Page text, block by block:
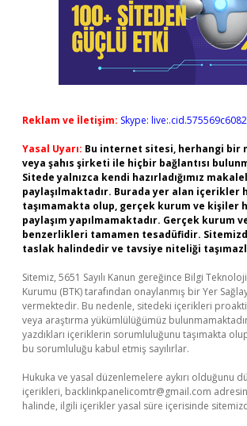
Reklam ve İletişim: Skype:
Yasal Uyarı: Bu internet sitesi, herhangi bir
veya şahıs şirketi ile hiçbir bağlantısı
Sitede yalnızca kendi hazırladığımız
paylaşılmaktadır. Burada yer alan içerikler
taşımamakta olup, gerçek kurum ve kişiler
paylaşım yapılmamaktadır. Gerçek kurum
benzerlikleri tamamen tesadüfidir.
taslak halindedir ve tavsiye niteliği
Sitemiz, 5651 Sayılı Kanun gereğince Bilgi
Kurumu (BTK) tarafından onaylanmış bir Yer
vermektedir. Bu nedenle, sitedeki içerikleri
veya araştırma yükümlülüğümüz
yazdıkları içeriklerin sorumluluğunu taşımakta
bu sorumluluğu kabul etmiş sayılırlar.
Hukuka ve yasal düzenlemelere aykırı olduğunu
içerikleri, backlinkpanelicomtr@gmail.com
halinde, ilgili içerikler yasal süre içerisinde